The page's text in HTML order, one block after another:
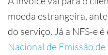
moeda estrangeira,
do serviço. Já a NFS-e
Nacional de Emissão